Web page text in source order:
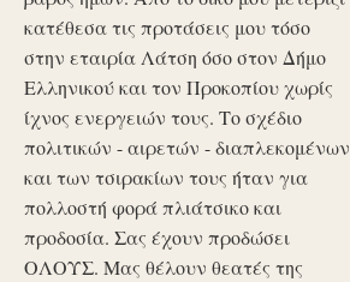
κατέθεσα τις προτάσεις μου τόσο
στην εταιρία Λάτση όσο στον Δήμο
Ελληνικού και τον Προκοπίου χωρίς
ίχνος ενεργειών τους. Το σχέδιο
πολιτικών - αιρετών - διαπλεκομένων
και των τσιρακίων τους ήταν για
πολλοστή φορά πλιάτσικο και
προδοσία. Σας έχουν προδώσει
ΟΛΟΥΣ. Μας θέλουν θεατές της